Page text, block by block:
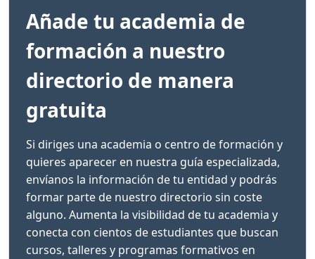
Añade tu academia de
formación a nuestro
directorio de manera
gratuita
Si diriges una academia o centro de formación y
quieres aparecer en nuestra guía especializada,
envíanos la información de tu entidad y podrás
formar parte de nuestro directorio sin coste
alguno. Aumenta la visibilidad de tu academia y
conecta con cientos de estudiantes que buscan
cursos, talleres y programas formativos en